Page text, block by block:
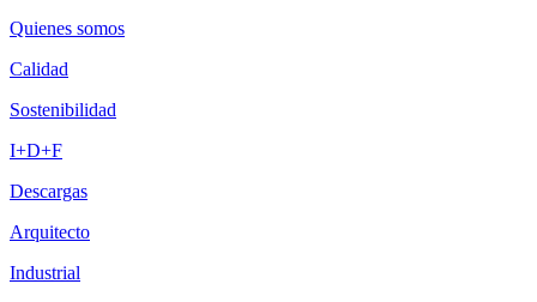
Quienes somos
Calidad
Sostenibilidad
I+D+F
Descargas
Arquitecto
Industrial